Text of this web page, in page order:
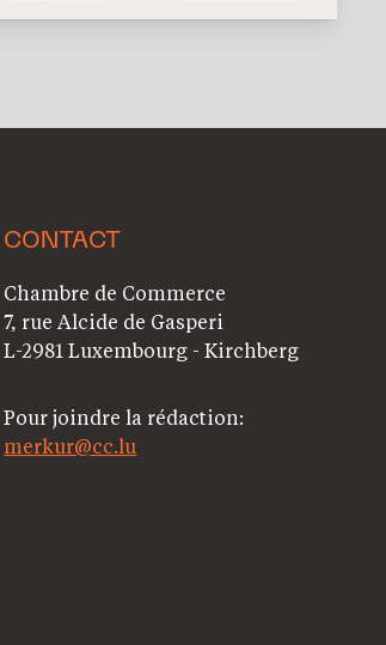
CONTACT
Chambre de Commerce
7, rue Alcide de Gasperi
L-2981 Luxembourg - Kirchberg
Pour joindre la rédaction:
merkur@cc.lu